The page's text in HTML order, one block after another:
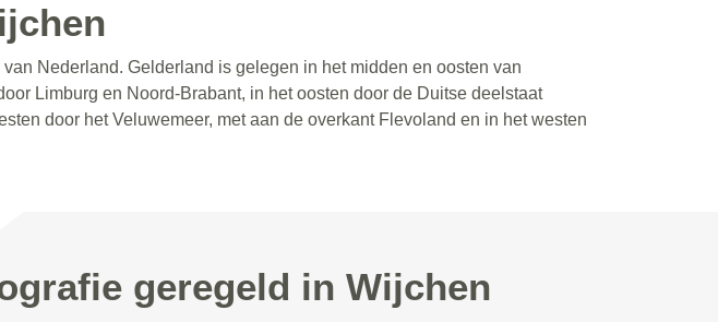
Nederland. Gelderland is gelegen in het midden en oosten van
Limburg en Noord-Brabant, in het oosten door de Duitse deelstaat
door het Veluwemeer, met aan de overkant Flevoland en in het westen
geregeld in Wijchen